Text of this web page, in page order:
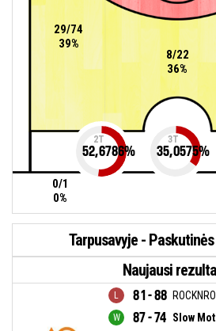
8/22
36%
29/74
39%
0/1
0%
2T
52,6786%
3T
35,0575%
Tarpusavyje -
Naujausi
81 - 88
87 - 74 Slow